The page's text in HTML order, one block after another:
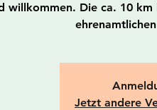
willkommen. Die ca. 10
Jetzt andere